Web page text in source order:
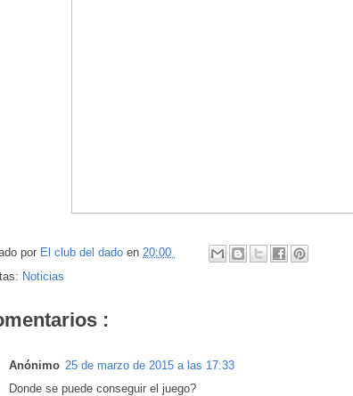
por El club del dado en 20:00
Noticias
:
Anónimo 25 de marzo de 2015 a las 17:33
Donde se puede conseguir el juego?